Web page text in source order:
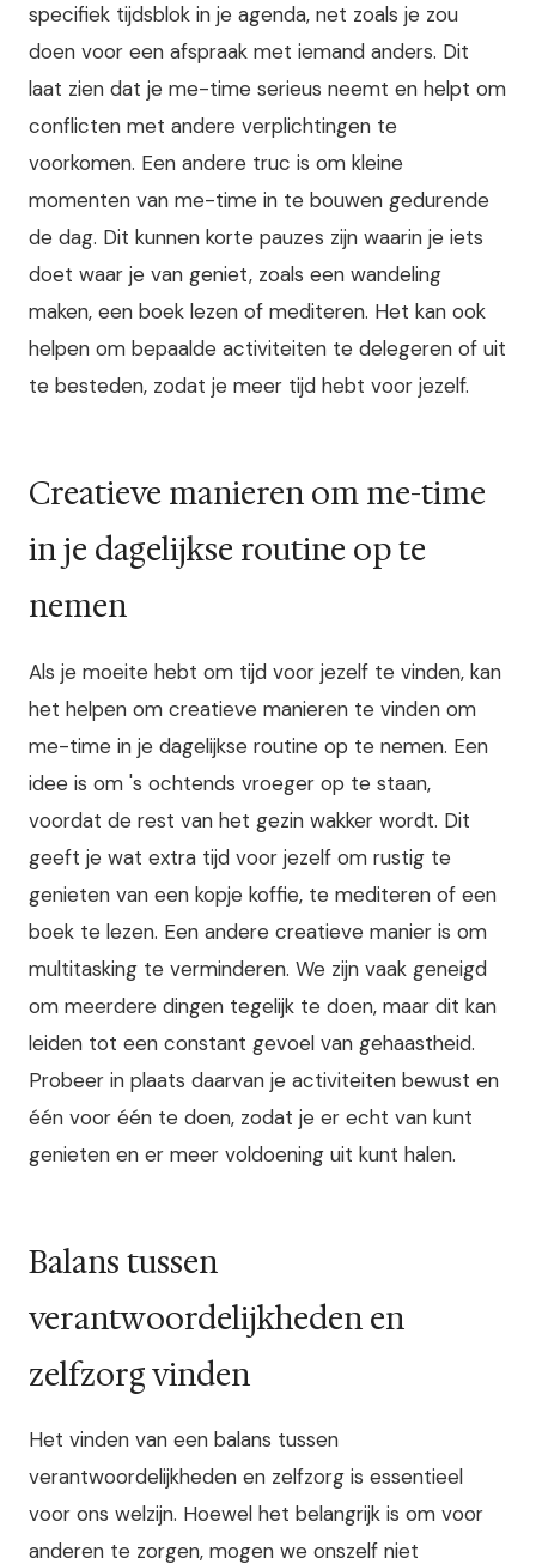
specifiek tijdsblok in je agenda, net zoals je zou
doen voor een afspraak met iemand anders. Dit
laat zien dat je me-time serieus neemt en helpt om
conflicten met andere verplichtingen te
voorkomen. Een andere truc is om kleine
momenten van me-time in te bouwen gedurende
de dag. Dit kunnen korte pauzes zijn waarin je iets
doet waar je van geniet, zoals een wandeling
maken, een boek lezen of mediteren. Het kan ook
helpen om bepaalde activiteiten te delegeren of uit
te besteden, zodat je meer tijd hebt voor jezelf.
Creatieve manieren om me-time
in je dagelijkse routine op te
nemen
Als je moeite hebt om tijd voor jezelf te vinden, kan
het helpen om creatieve manieren te vinden om
me-time in je dagelijkse routine op te nemen. Een
idee is om 's ochtends vroeger op te staan,
voordat de rest van het gezin wakker wordt. Dit
geeft je wat extra tijd voor jezelf om rustig te
genieten van een kopje koffie, te mediteren of een
boek te lezen. Een andere creatieve manier is om
multitasking te verminderen. We zijn vaak geneigd
om meerdere dingen tegelijk te doen, maar dit kan
leiden tot een constant gevoel van gehaastheid.
Probeer in plaats daarvan je activiteiten bewust en
één voor één te doen, zodat je er echt van kunt
genieten en er meer voldoening uit kunt halen.
Balans tussen
verantwoordelijkheden en
zelfzorg vinden
Het vinden van een balans tussen
verantwoordelijkheden en zelfzorg is essentieel
voor ons welzijn. Hoewel het belangrijk is om voor
anderen te zorgen, mogen we onszelf niet